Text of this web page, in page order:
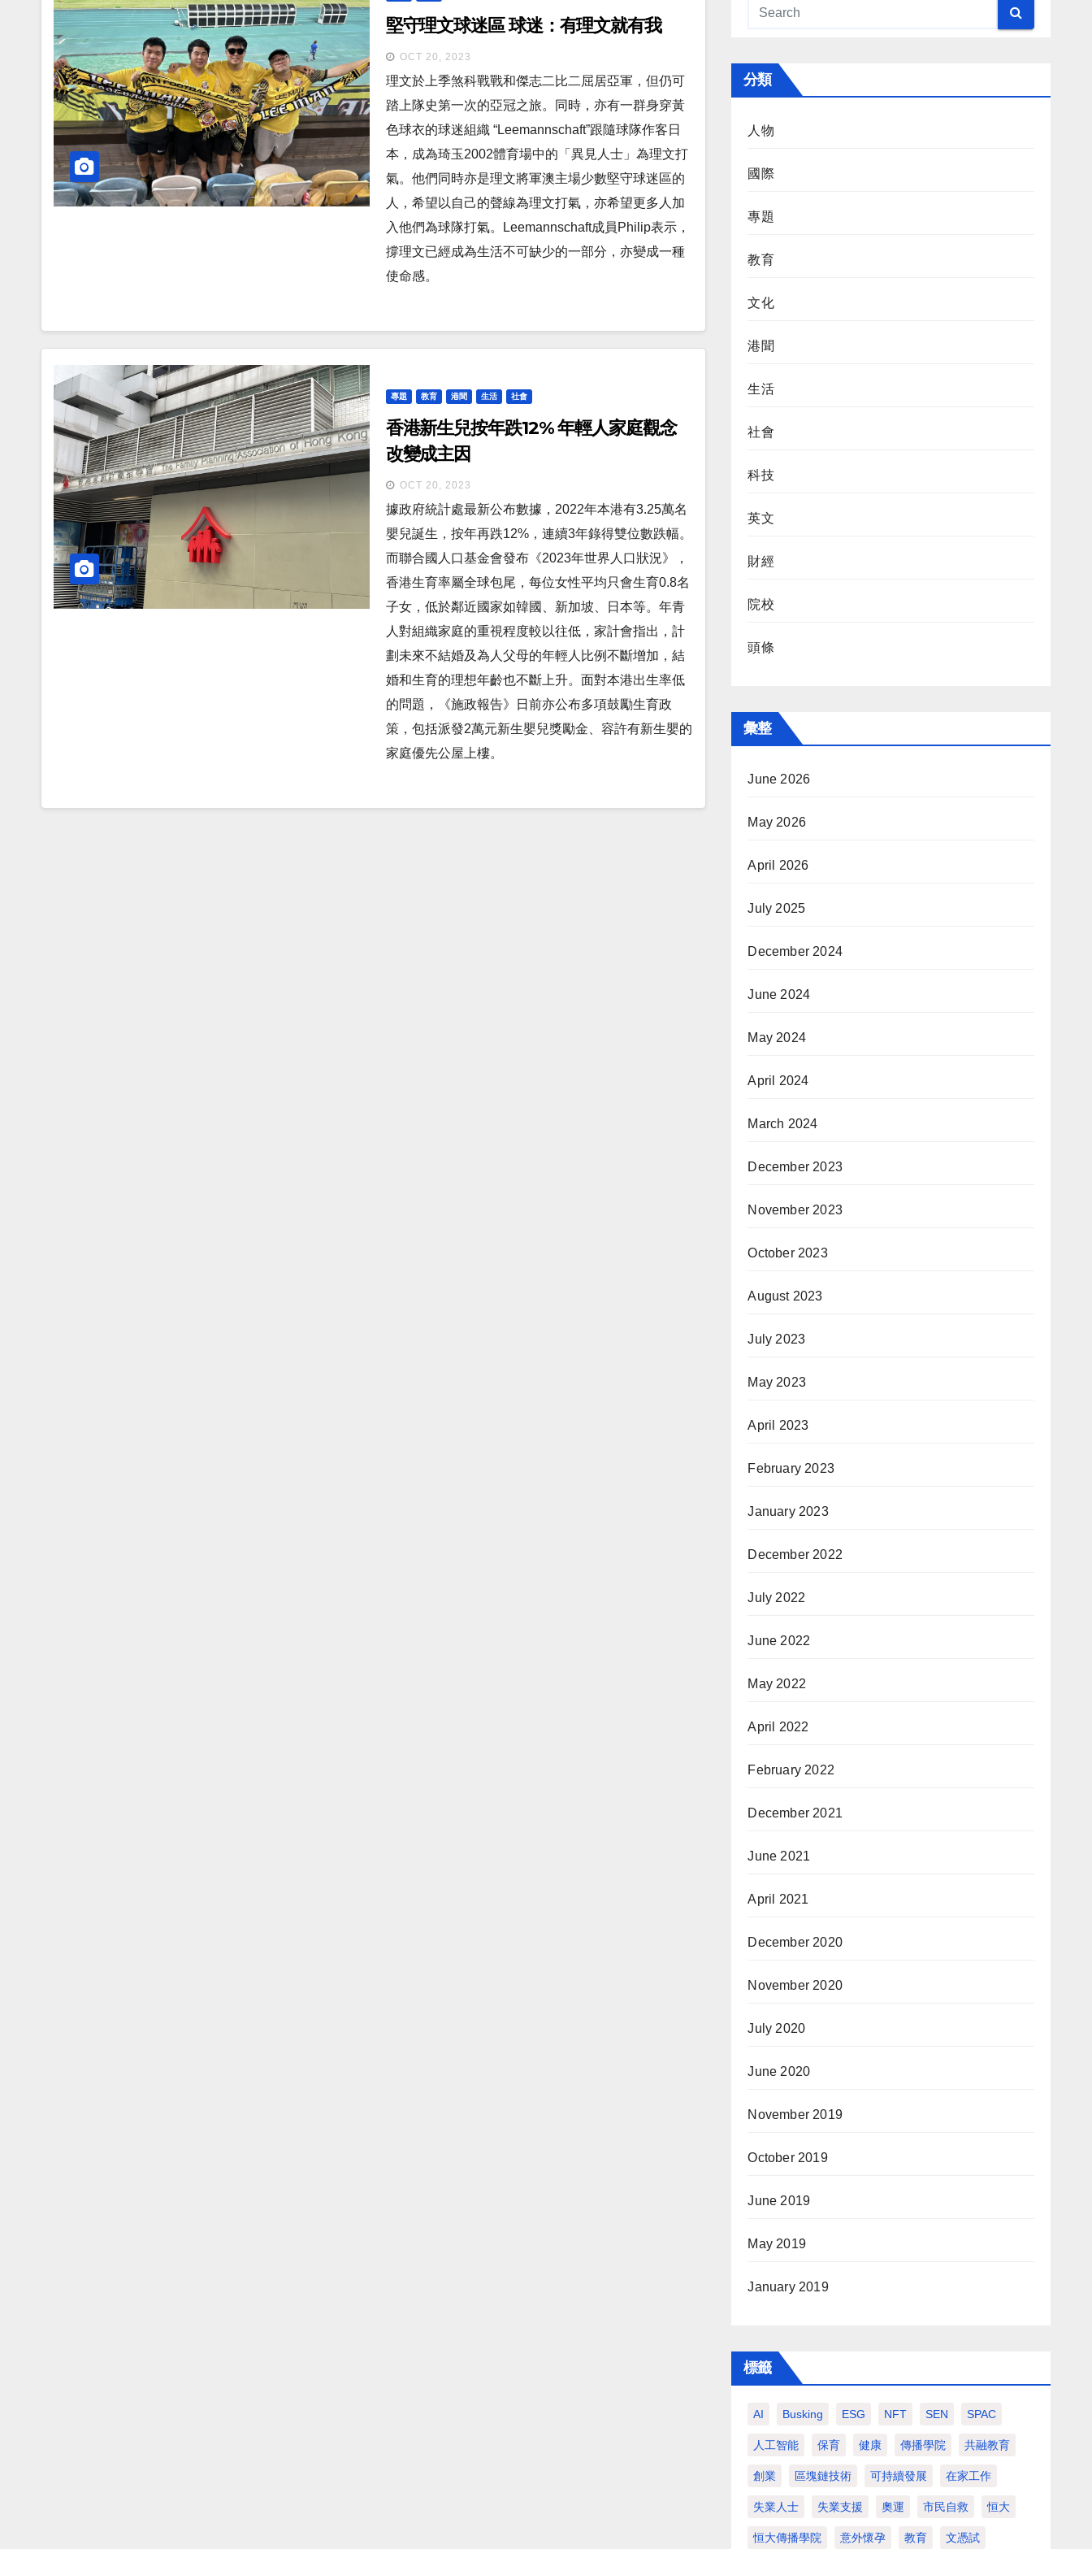
堅守理文球迷區 球迷：有理文就有我
OCT 20, 2023
理文於上季煞科戰戰和傑志二比二屈居亞軍，但仍可
踏上隊史第一次的亞冠之旅。同時，亦有一群身穿黃
色球衣的球迷組織 “Leemannschaft”跟隨球隊作客日
本，成為琦玉2002體育場中的「異見人士」為理文打
氣。他們同時亦是理文將軍澳主場少數堅守球迷區的
人，希望以自己的聲線為理文打氣，亦希望更多人加
入他們為球隊打氣。Leemannschaft成員Philip表示，
撐理文已經成為生活不可缺少的一部分，亦變成一種
使命感。
專題 教育 港聞 生活 社會
香港新生兒按年跌12% 年輕人家庭觀念
改變成主因
OCT 20, 2023
據政府統計處最新公布數據，2022年本港有3.25萬名
嬰兒誕生，按年再跌12%，連續3年錄得雙位數跌幅。
而聯合國人口基金會發布《2023年世界人口狀況》，
香港生育率屬全球包尾，每位女性平均只會生育0.8名
子女，低於鄰近國家如韓國、新加坡、日本等。年青
人對組織家庭的重視程度較以往低，家計會指出，計
劃未來不結婚及為人父母的年輕人比例不斷增加，結
婚和生育的理想年齡也不斷上升。面對本港出生率低
的問題，《施政報告》日前亦公布多項鼓勵生育政
策，包括派發2萬元新生嬰兒獎勵金、容許有新生嬰的
家庭優先公屋上樓。
分類
人物
國際
專題
教育
文化
港聞
生活
社會
科技
英文
財經
院校
頭條
彙整
June 2026
May 2026
April 2026
July 2025
December 2024
June 2024
May 2024
April 2024
March 2024
December 2023
November 2023
October 2023
August 2023
July 2023
May 2023
April 2023
February 2023
January 2023
December 2022
July 2022
June 2022
May 2022
April 2022
February 2022
December 2021
June 2021
April 2021
December 2020
November 2020
July 2020
June 2020
November 2019
October 2019
June 2019
May 2019
January 2019
標籤
AI Busking ESG NFT SEN SPAC
人工智能 保育 健康 傳播學院 共融教育
創業 區塊鏈技術 可持續發展 在家工作
失業人士 失業支援 奧運 市民自救 恒大
恒大傳播學院 意外懷孕 教育 文憑試